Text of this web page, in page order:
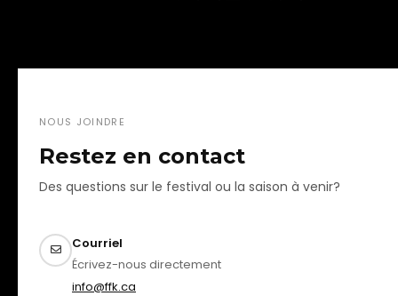
NOUS JOINDRE
Restez en contact
Des questions sur le festival ou la saison à venir?
Courriel
Écrivez-nous directement
info@ffk.ca